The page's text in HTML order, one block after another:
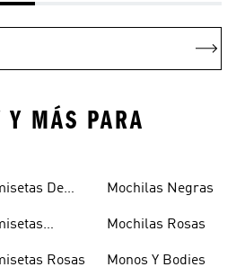
Y MÁS PARA
De
Rosas
Mochilas Negras
Mochilas Rosas
Monos Y Bodies